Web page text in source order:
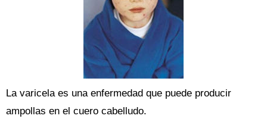
La varicela es una enfermedad que puede producir
ampollas en el cuero cabelludo.